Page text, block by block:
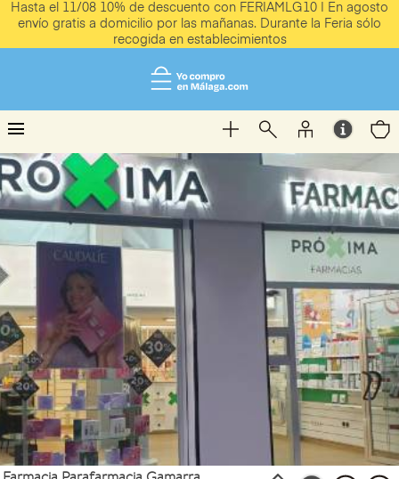
Hasta el 11/08 10% de descuento con FERIAMLG10 | En agosto
envío gratis a domicilio por las mañanas. Durante la Feria sólo
recogida en establecimientos
menu